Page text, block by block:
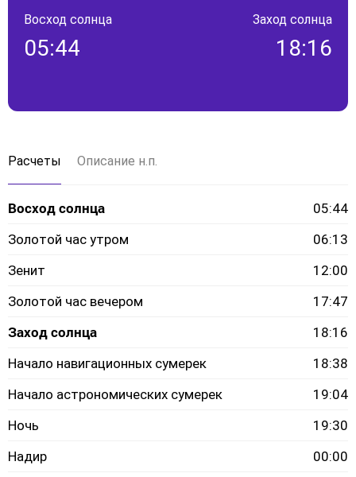
Восход солнца
05:44
Заход солнца
18:16
Расчеты Описание н.п.
Восход солнца
05:44
Золотой час утром
06:13
Зенит
12:00
Золотой час вечером
17:47
Заход солнца
18:16
Начало навигационных сумерек
18:38
Начало астрономических сумерек
19:04
Ночь
19:30
Надир
00:00